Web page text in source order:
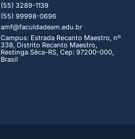
(55) 3289-1139
(55) 99998-0696
amf@faculdadeam.edu.br
Campus: Estrada Recanto Maestro, nº
338, Distrito Recanto Maestro,
Restinga Sêca-RS, Cep: 97200-000,
Brasil